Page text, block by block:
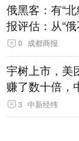
俄黑客：有“
报评估：从“
发动有限攻击”
0 成都商报
宇树上市，美
赚了数十倍，
3 中新经纬